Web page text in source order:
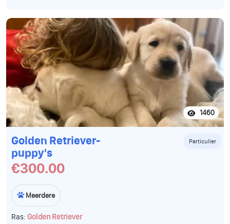
1460
Golden Retriever-
puppy's
Particulier
€300.00
Meerdere
Ras: Golden Retriever